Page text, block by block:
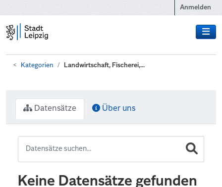
Anmelden
Kategorien Landwirtschaft, Fischerei,...
Datensätze Über uns
Keine Datensätze gefunden